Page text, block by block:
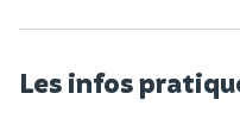
Les infos